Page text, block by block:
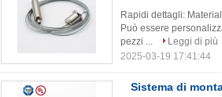
Rapidi dettagli:
Può essere
pezzi ...
Leggi di più
2025-03-19 17:41:44
Sistema di